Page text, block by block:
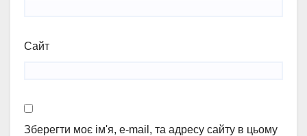
Сайт
Зберегти моє ім'я, e-mail, та адресу сайту в цьому